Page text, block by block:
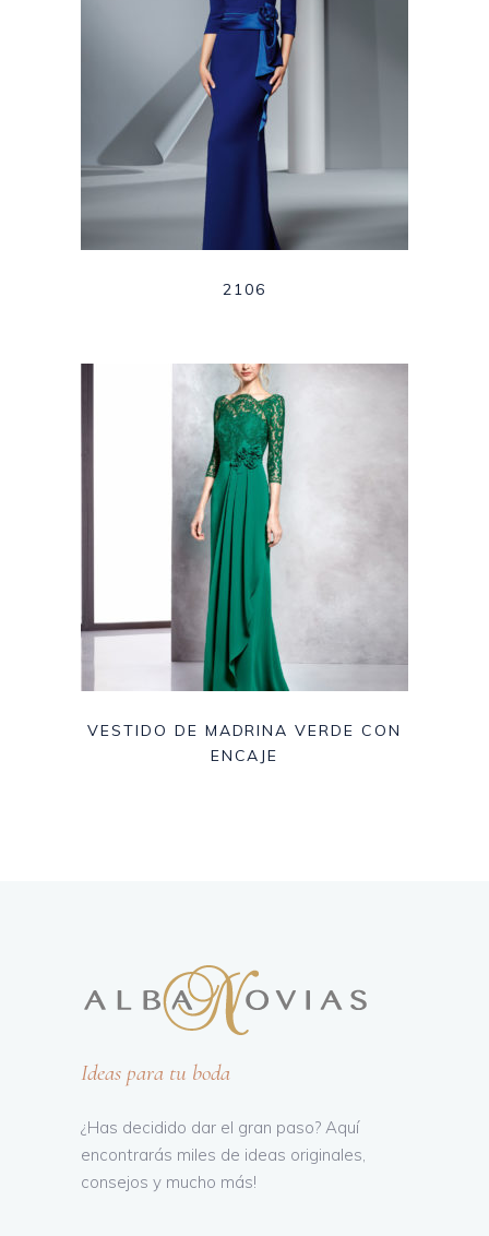
2106
VESTIDO DE MADRINA VERDE CON
ENCAJE
Ideas para tu boda
¿Has decidido dar el gran paso? Aquí
encontrarás miles de ideas originales,
consejos y mucho más!